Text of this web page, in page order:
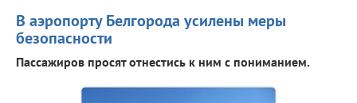
В аэропорту Белгорода усилены меры
безопасности
Пассажиров просят отнестись к ним с пониманием.